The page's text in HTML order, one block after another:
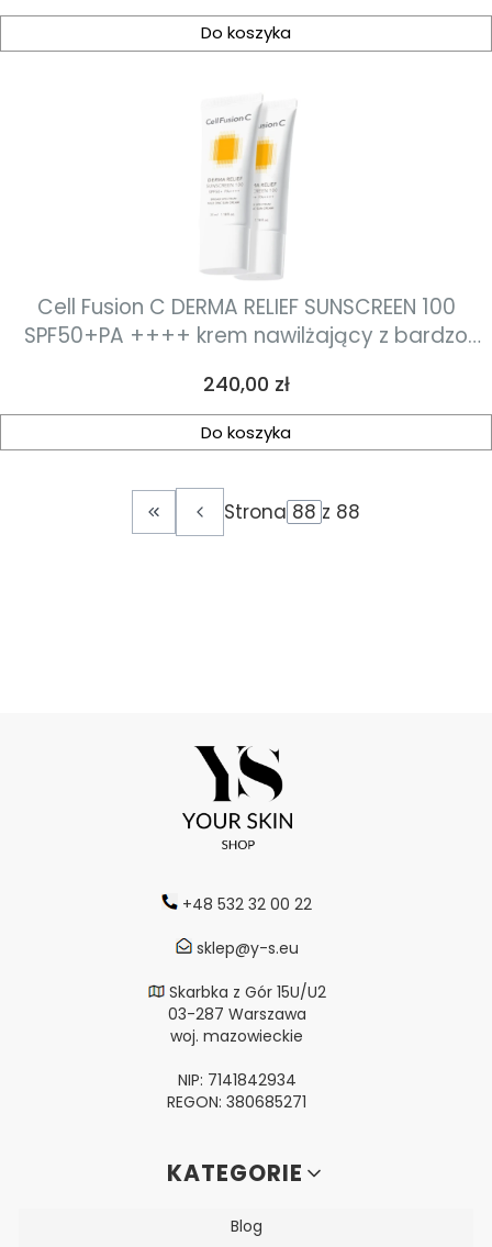
Do koszyka
Cell Fusion C DERMA RELIEF SUNSCREEN 100
SPF50+PA ++++ krem nawilżający z bardzo
typu skór, dla całej rodziny 70ml
Cena
240,00 zł
Do koszyka
Wróć do pierwszej strony z produktami
Strona z 88
+48 532 32 00 22
sklep@y-s.eu
Skarbka z Gór 15U/U2
03-287 Warszawa
woj. mazowieckie
NIP: 7141842934
REGON: 380685271
Linki w stopceKATEGORIE
Blog